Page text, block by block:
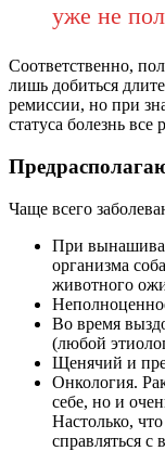
уже не
Соответственно,
лишь добиться
ремиссии, но при
статуса болезнь
Чаще всего
При
организма
животного
Во время
(любой
Щенячий и
Онкология.
себе, но и
Настолько,
справляться